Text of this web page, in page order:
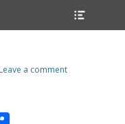
Leave a comment